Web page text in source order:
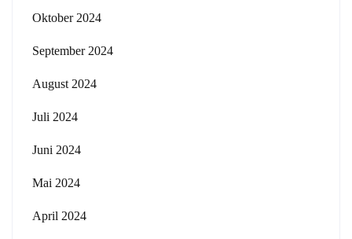
Oktober 2024
September 2024
August 2024
Juli 2024
Juni 2024
Mai 2024
April 2024